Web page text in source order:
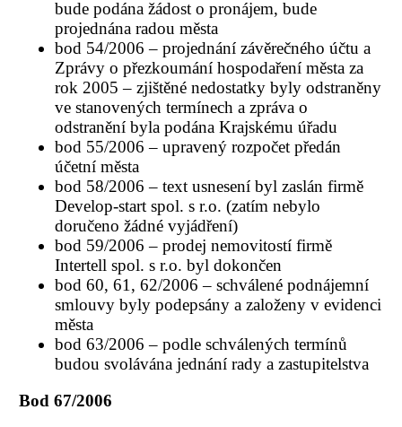
bude podána žádost o pronájem, bude
projednána radou města
bod 54/2006 – projednání závěrečného účtu a
Zprávy o přezkoumání hospodaření města za
rok 2005 – zjištěné nedostatky byly odstraněny
ve stanovených termínech a zpráva o
odstranění byla podána Krajskému úřadu
bod 55/2006 – upravený rozpočet předán
účetní města
bod 58/2006 – text usnesení byl zaslán firmě
Develop-start spol. s r.o. (zatím nebylo
doručeno žádné vyjádření)
bod 59/2006 – prodej nemovitostí firmě
Intertell spol. s r.o. byl dokončen
bod 60, 61, 62/2006 – schválené podnájemní
smlouvy byly podepsány a založeny v evidenci
města
bod 63/2006 – podle schválených termínů
budou svolávána jednání rady a zastupitelstva
Bod 67/2006